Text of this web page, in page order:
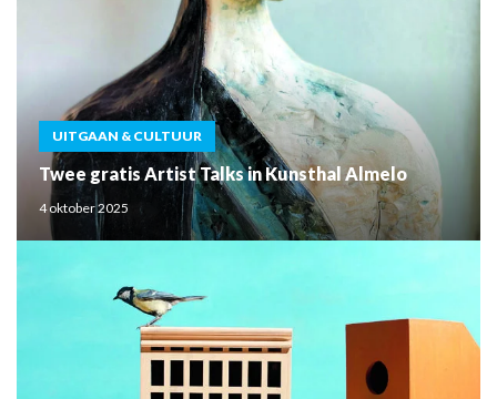
UITGAAN & CULTUUR
Twee gratis Artist Talks in Kunsthal Almelo
4 oktober 2025